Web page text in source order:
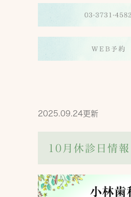
2025.09.24更新
10月休診日情報